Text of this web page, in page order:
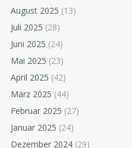
August 2025 (13)
Juli 2025 (28)
Juni 2025 (24)
Mai 2025 (23)
April 2025 (42)
März 2025 (44)
Februar 2025 (27)
Januar 2025 (24)
Dezember 2024 (29)